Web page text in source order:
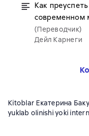
Как
современном
(Переводчик)
Дейл Карнеги
Kitoblar Екатерина
yuklab olinishi yoki